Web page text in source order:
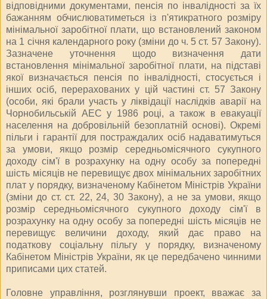
відповідними документами, пенсія по інвалідності за їх
бажанням обчислюватиметься із п'ятикратного розміру
мінімальної заробітної плати, що встановлений законом
на 1 січня календарного року (зміни до ч. 5 ст. 57 Закону).
Зазначене уточнення щодо визначення дати
встановлення мінімальної заробітної плати, на підставі
якої визначається пенсія по інвалідності, стосується і
інших осіб, перерахованих у цій частині ст. 57 Закону
(особи, які брали участь у ліквідації наслідків аварії на
Чорнобильській АЕС у 1986 році, а також в евакуації
населення на добровільній безоплатній основі). Окремі
пільги і гарантії для постраждалих осіб надаватимуться
за умови, якщо розмір середньомісячного сукупного
доходу сім'ї в розрахунку на одну особу за попередні
шість місяців не перевищує двох мінімальних заробітних
плат у порядку, визначеному Кабінетом Міністрів України
(зміни до ст. ст. 22, 24, 30 Закону), а не за умови, якщо
розмір середньомісячного сукупного доходу сім'ї в
розрахунку на одну особу за попередні шість місяців не
перевищує величини доходу, який дає право на
податкову соціальну пільгу у порядку, визначеному
Кабінетом Міністрів України, як це передбачено чинними
приписами цих статей.
Головне управління, розглянувши проект, вважає за